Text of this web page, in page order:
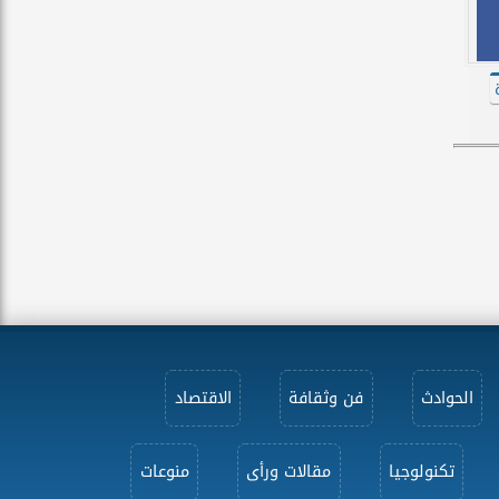
الحوادث فن وثقافة الاقتصاد
تكنولوجيا مقالات ورأى منوعات